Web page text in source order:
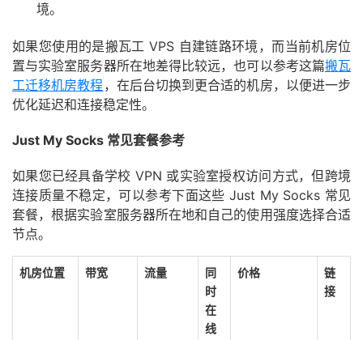
境。
如果您使用的是搬瓦工 VPS 自建链路环境，而当前机房位
置与实验室服务器所在地差得比较远，也可以参考这篇搬瓦
工迁移机房教程 ，在后台切换到更合适的机房，以便进一步
优化延迟和连接稳定性。
Just My Socks 常见套餐参考
如果您已经具备学校 VPN 或实验室授权访问方式，但跨境
连接质量不稳定，可以参考下面这些 Just My Socks 常见
套餐，根据实验室服务器所在地和自己的使用强度选择合适
节点。
机房位置 带宽 流量
同
时
在
线
价格
链
接